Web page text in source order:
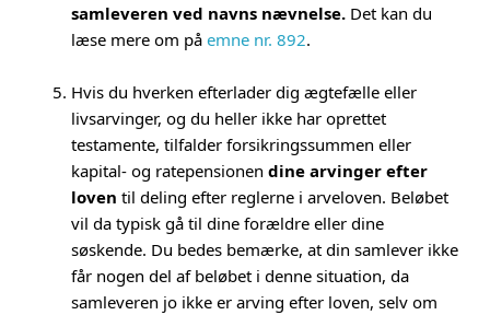
samleveren ved navns nævnelse. Det kan du
læse mere om på emne nr. 892.
Hvis du hverken efterlader dig ægtefælle eller
livsarvinger, og du heller ikke har oprettet
testamente, tilfalder forsikringssummen eller
kapital- og ratepensionen dine arvinger efter
loven til deling efter reglerne i arveloven. Beløbet
vil da typisk gå til dine forældre eller dine
søskende. Du bedes bemærke, at din samlever ikke
får nogen del af beløbet i denne situation, da
samleveren jo ikke er arving efter loven, selv om